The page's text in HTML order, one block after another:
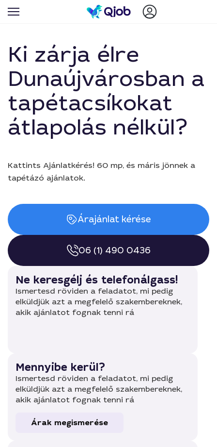
Ki zárja élre
Dunaújvárosban a
tapétacsíkokat
átlapolás nélkül?
Kattints Ajánlatkérés! 60 mp, és máris jönnek a
tapétázó ajánlatok.
Árajánlat kérése
06 (1) 490 0436
Ne keresgélj és telefonálgass!
Ismertesd röviden a feladatot, mi pedig
elküldjük azt a megfelelő szakembereknek,
akik ajánlatot fognak tenni rá
Mennyibe kerül?
Ismertesd röviden a feladatot, mi pedig
elküldjük azt a megfelelő szakembereknek,
akik ajánlatot fognak tenni rá
Árak megismerése